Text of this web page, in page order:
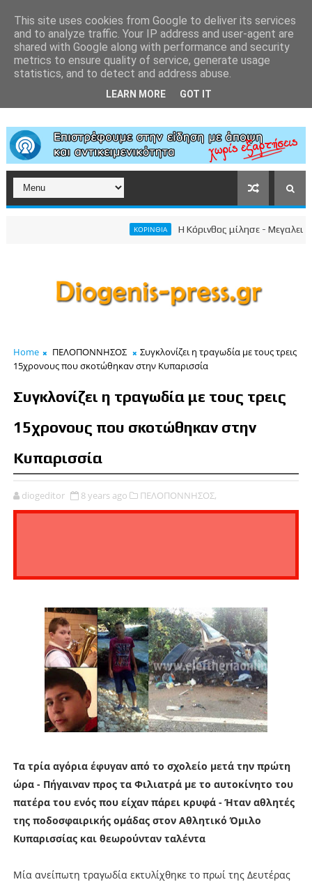
ΚΟΡΙΝΘΙΑ Η Κόρινθος μίλησε - Μεγαλειώδης
Home ΠΕΛΟΠΟΝΝΗΣΟΣ
Συγκλονίζει η τραγωδία με τους τρεις
15χρονους που σκοτώθηκαν στην Κυπαρισσία
Συγκλονίζει η τραγωδία με τους τρεις
15χρονους που σκοτώθηκαν στην
Κυπαρισσία
diogeditor 8 years ago ΠΕΛΟΠΟΝΝΗΣΟΣ,
Τα τρία αγόρια έφυγαν από το σχολείο μετά την πρώτη
ώρα - Πήγαιναν προς τα Φιλιατρά με το αυτοκίνητο του
πατέρα του ενός που είχαν πάρει κρυφά - Ήταν αθλητές
της ποδοσφαιρικής ομάδας στον Αθλητικό Όμιλο
Κυπαρισσίας και θεωρούνταν ταλέντα
Μία ανείπωτη τραγωδία εκτυλίχθηκε το πρωί της Δευτέρας
This site uses cookies from Google to deliver its services
and to analyze traffic. Your IP address and user-agent are
shared with Google along with performance and security
metrics to ensure quality of service, generate usage
statistics, and to detect and address abuse.
LEARN MORE GOT IT